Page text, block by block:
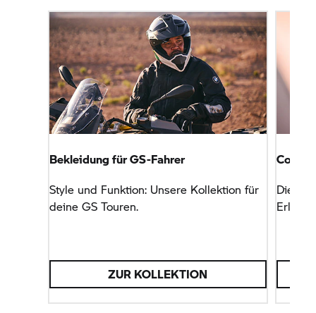
Bekleidung für GS-Fahrer
Style und Funktion: Unsere Kollektion für
deine GS Touren.
ZUR KOLLEKTION